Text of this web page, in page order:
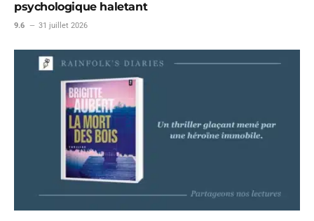
psychologique haletant
9.6 31 juillet 2026